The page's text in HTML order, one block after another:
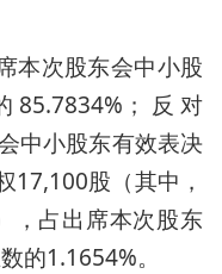
本次股东会中小股
；反对
中小股东有效表决
17,100股（其中，
，占出席本次股东
的1.1654%。